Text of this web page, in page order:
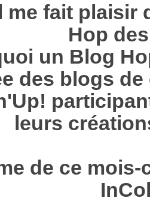
me fait plaisir
Hop
un Blog
des blogs
leurs
de ce